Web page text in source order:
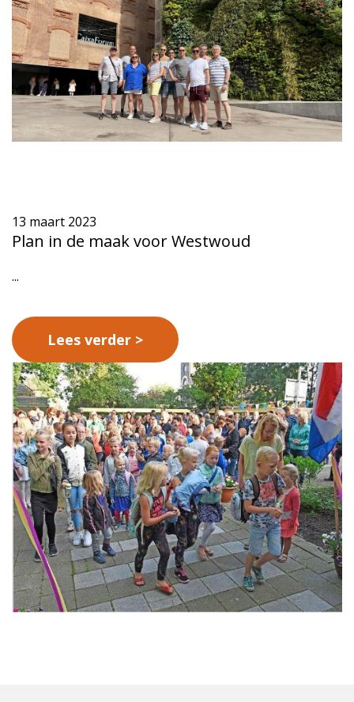
13 maart 2023
Plan in de maak voor Westwoud
...
Lees verder